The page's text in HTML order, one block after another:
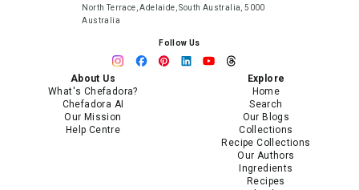
North Terrace, Adelaide, South Australia, 5000
Australia
Follow Us
About Us
What's Chefadora?
Chefadora AI
Our Mission
Help Centre
Explore
Home
Search
Our Blogs
Collections
Recipe Collections
Our Authors
Ingredients
Recipes